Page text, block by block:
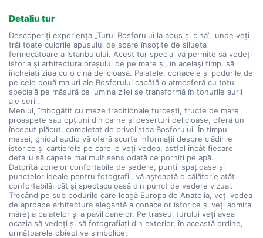
Detaliu tur
Descoperiți experiența „Turul Bosforului la apus și cină”, unde veți
trăi toate culorile apusului de soare însoțite de silueta
fermecătoare a Istanbulului. Acest tur special vă permite să vedeți
istoria și arhitectura orașului de pe mare și, în același timp, să
încheiați ziua cu o cină delicioasă. Palatele, conacele și podurile de
pe cele două maluri ale Bosforului capătă o atmosferă cu totul
specială pe măsură ce lumina zilei se transformă în tonurile aurii
ale serii.
Meniul, îmbogățit cu meze tradiționale turcești, fructe de mare
proaspete sau opțiuni din carne și deserturi delicioase, oferă un
început plăcut, completat de priveliștea Bosforului. În timpul
mesei, ghidul audio vă oferă scurte informații despre clădirile
istorice și cartierele pe care le veți vedea, astfel încât fiecare
detaliu să capete mai mult sens odată ce porniți pe apă.
Datorită zonelor confortabile de ședere, punții spațioase și
punctelor ideale pentru fotografii, vă așteaptă o călătorie atât
confortabilă, cât și spectaculoasă din punct de vedere vizual.
Trecând pe sub podurile care leagă Europa de Anatolia, veți vedea
de aproape arhitectura elegantă a conacelor istorice și veți admira
măreția palatelor și a pavilioanelor. Pe traseul turului veți avea
ocazia să vedeți și să fotografiați din exterior, în această ordine,
următoarele obiective simbolice: